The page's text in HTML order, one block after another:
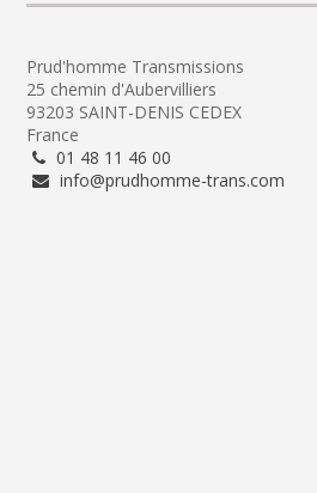
Prud'homme Transmissions
25 chemin d'Aubervilliers
93203 SAINT-DENIS CEDEX
France
01 48 11 46 00
info@prudhomme-trans.com